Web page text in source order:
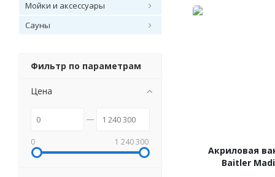
Акриловая
Baitler
Мойки и аксессуары
Сауны
Фильтр по параметрам
Цена
0 1 240 300